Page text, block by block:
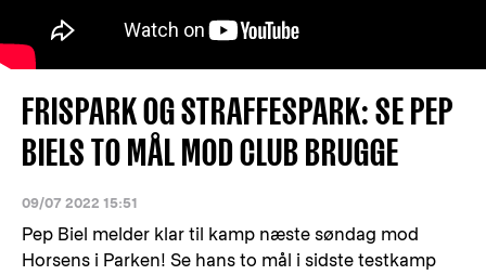
FRISPARK OG STRAFFESPARK: SE PEP
BIELS TO MÅL MOD CLUB BRUGGE
09/07 2022 15:51
Pep Biel melder klar til kamp næste søndag mod
Horsens i Parken! Se hans to mål i sidste testkamp